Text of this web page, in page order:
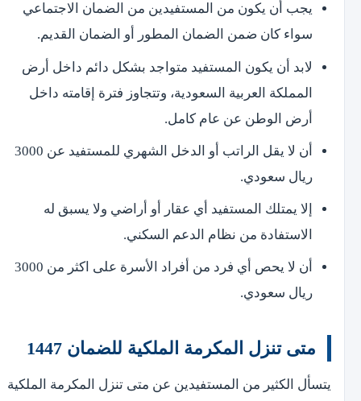
يجب أن يكون من المستفيدين من الضمان الاجتماعي
سواء كان ضمن الضمان المطور أو الضمان القديم.
لابد أن يكون المستفيد متواجد بشكل دائم داخل أرض
المملكة العربية السعودية، وتتجاوز فترة إقامته داخل
أرض الوطن عن عام كامل.
أن لا يقل الراتب أو الدخل الشهري للمستفيد عن 3000
ريال سعودي.
إلا يمتلك المستفيد أي عقار أو أراضي ولا يسبق له
الاستفادة من نظام الدعم السكني.
أن لا يحص أي فرد من أفراد الأسرة على اكثر من 3000
ريال سعودي.
متى تنزل المكرمة الملكية للضمان 1447
يتسأل الكثير من المستفيدين عن متى تنزل المكرمة الملكية